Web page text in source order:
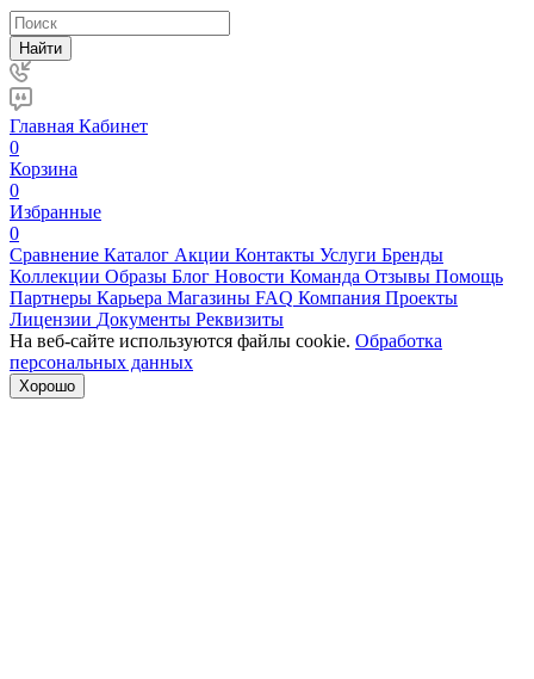
Найти
Главная Кабинет
0
Корзина
0
Избранные
0
Сравнение Каталог Акции Контакты Услуги Бренды
Коллекции Образы Блог Новости Команда Отзывы Помощь
Партнеры Карьера Магазины FAQ Компания Проекты
Лицензии Документы Реквизиты
На веб-сайте используются файлы cookie. Обработка
персональных данных
Хорошо